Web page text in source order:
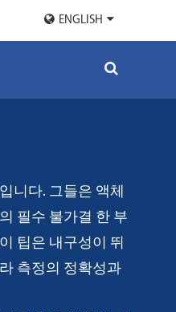
ENGLISH
니다. 그들은 액체
필수 불가결 한 부
팁은 내구성이 뛰
측정의 정확성과